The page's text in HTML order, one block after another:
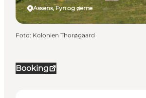
Booking
Assens, Fyn og øerne
Foto: Kolonien Thorøgaard